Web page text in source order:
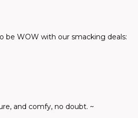
be WOW with our smacking deals:
and comfy, no doubt. ~